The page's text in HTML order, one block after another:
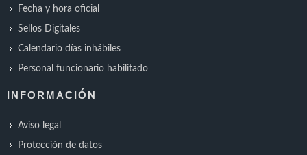
Fecha y hora oficial
Sellos Digitales
Calendario días inhábiles
Personal funcionario habilitado
INFORMACIÓN
Aviso legal
Protección de datos